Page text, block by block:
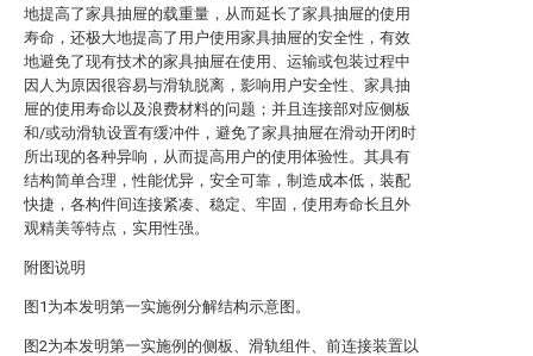
地提高了家具抽屉的载重量，从而延长了家具抽屉的使用
寿命，还极大地提高了用户使用家具抽屉的安全性，有效
地避免了现有技术的家具抽屉在使用、运输或包装过程中
因人为原因很容易与滑轨脱离，影响用户安全性、家具抽
屉的使用寿命以及浪费材料的问题；并且连接部对应侧板
和/或动滑轨设置有缓冲件，避免了家具抽屉在滑动开闭时
所出现的各种异响，从而提高用户的使用体验性。其具有
结构简单合理，性能优异，安全可靠，制造成本低，装配
快捷，各构件间连接紧凑、稳定、牢固，使用寿命长且外
观精美等特点，实用性强。
附图说明
图1为本发明第一实施例分解结构示意图。
图2为本发明第一实施例的侧板、滑轨组件、前连接装置以